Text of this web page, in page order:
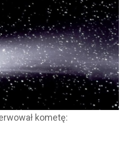
kometę: